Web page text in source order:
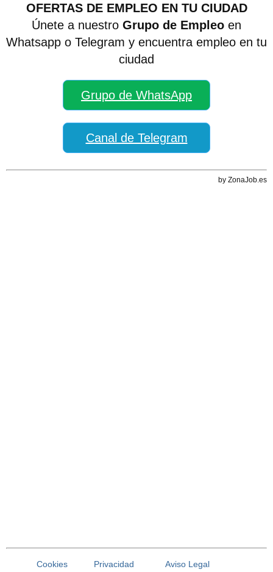
OFERTAS DE EMPLEO EN TU CIUDAD
Únete a nuestro Grupo de Empleo en
Whatsapp o Telegram y encuentra empleo en tu
ciudad
Grupo de WhatsApp
Canal de Telegram
by ZonaJob.es
Cookies Privacidad Aviso Legal